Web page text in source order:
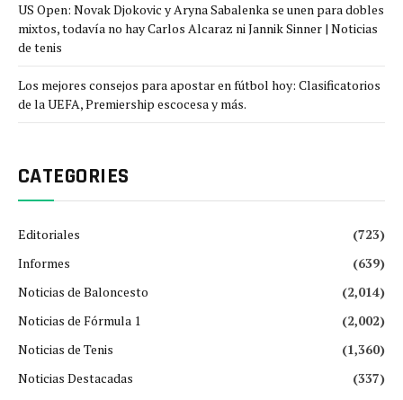
US Open: Novak Djokovic y Aryna Sabalenka se unen para dobles
mixtos, todavía no hay Carlos Alcaraz ni Jannik Sinner | Noticias
de tenis
Los mejores consejos para apostar en fútbol hoy: Clasificatorios
de la UEFA, Premiership escocesa y más.
CATEGORIES
Editoriales
(723)
Informes
(639)
Noticias de Baloncesto
(2,014)
Noticias de Fórmula 1
(2,002)
Noticias de Tenis
(1,360)
Noticias Destacadas
(337)